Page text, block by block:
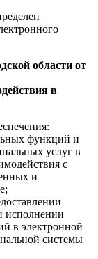
области от
в
функций и
услуг в
с
и
исполнении
в электронной
системы